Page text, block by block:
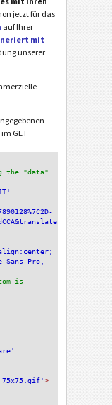
jetzt für das
auf Ihrer
mit
unserer
GET
the "data"
Pro,
is
>